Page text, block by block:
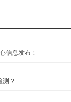
信息发布！
测？